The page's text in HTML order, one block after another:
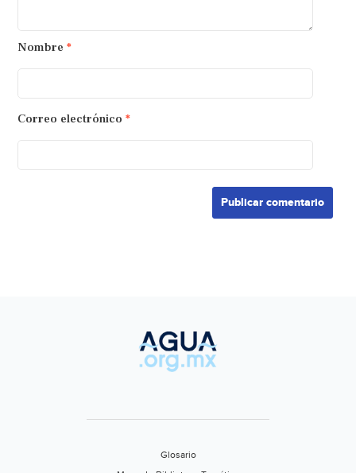
Nombre *
Correo electrónico *
Glosario